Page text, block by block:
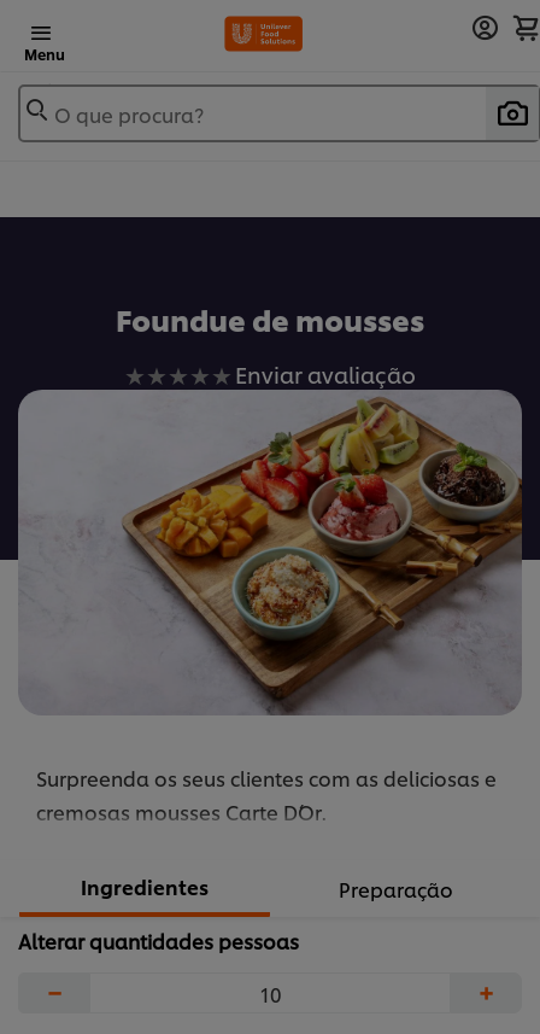
Menu
O que procura?
Foundue de mousses
Nenhuma
avaliação
enviada
para
este
recipe
Enviar avaliação
Surpreenda os seus clientes com as deliciosas e
cremosas mousses Carte D´Or.
Ingredientes
Preparação
Alterar quantidades pessoas
− +